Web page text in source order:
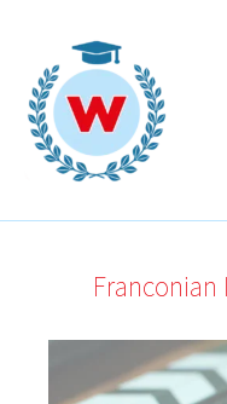
springen